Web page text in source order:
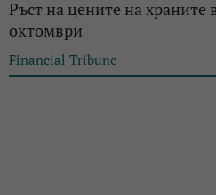
Ръст на цените на храните
октомври
Financial Tribune